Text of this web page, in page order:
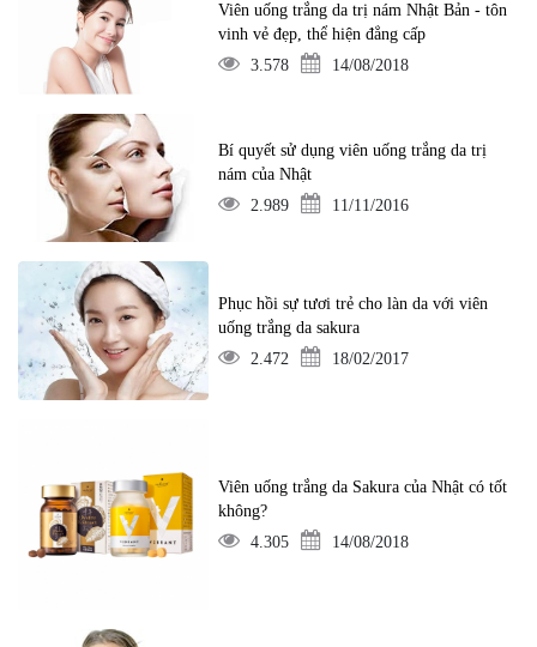
Viên uống trắng da trị nám Nhật Bản - tôn
vinh vẻ đẹp, thể hiện đẳng cấp
3.578
14/08/2018
Bí quyết sử dụng viên uống trắng da trị
nám của Nhật
2.989
11/11/2016
Phục hồi sự tươi trẻ cho làn da với viên
uống trắng da sakura
2.472
18/02/2017
Viên uống trắng da Sakura của Nhật có tốt
không?
4.305
14/08/2018